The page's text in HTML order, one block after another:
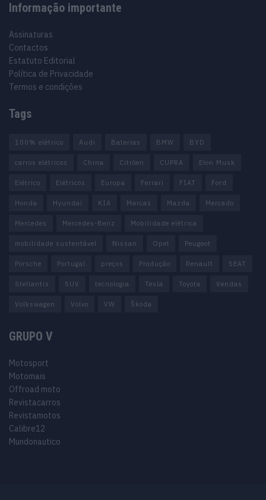
Informação importante
Assinaturas
Contactos
Estatuto Editorial
Política de Privacidade
Termos e condições
Tags
100% elétrico Audi Baterias BMW BYD
carros elétricos China Citröen CUPRA Elon Musk
Elétrico Elétricos Europa Ferrari FIAT Ford
Honda Hyundai KIA Marcas Mazda Mercado
Mercedes Mercedes-Benz Mobilidade elétrica
mobilidade sustentável Nissan Opel Peugeot
Porsche Portugal preços Produção Renault SEAT
Stellantis SUV tecnologia Tesla Toyota Vendas
Volkswagen Volvo VW Škoda
GRUPO V
Motosport
Motomais
Offroad moto
Revistacarros
Revistamotos
Calibre12
Mundonautico